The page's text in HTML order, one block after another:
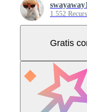
1.552
Gratis